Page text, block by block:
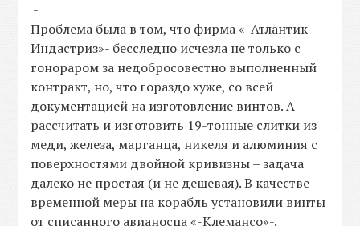
-
Проблема была в том, что фирма «-Атлантик
Индастриз»- бесследно исчезла не только с
гонораром за недобросовестно выполненный
контракт, но, что гораздо хуже, со всей
документацией на изготовление винтов. А
рассчитать и изготовить 19-тонные слитки из
меди, железа, марганца, никеля и алюминия с
поверхностями двойной кривизны – задача
далеко не простая (и не дешевая). В качестве
временной меры на корабль установили винты
от списанного авианосца «-Клемансо»-.